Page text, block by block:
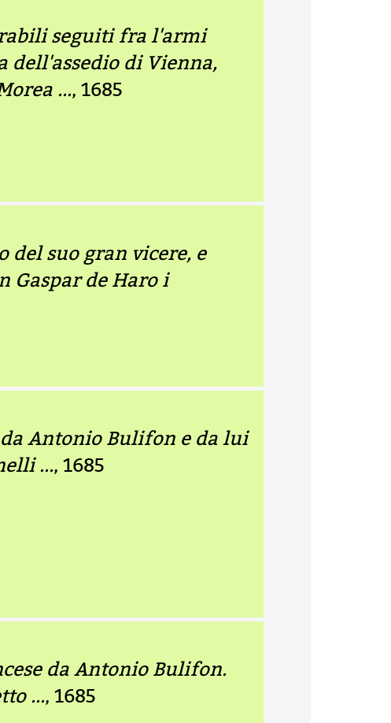
seguiti fra l'armi
dell'assedio di Vienna,
..., 1685
suo gran vicere, e
Gaspar de Haro i
Antonio Bulifon e da lui
..., 1685
da Antonio Bulifon.
..., 1685